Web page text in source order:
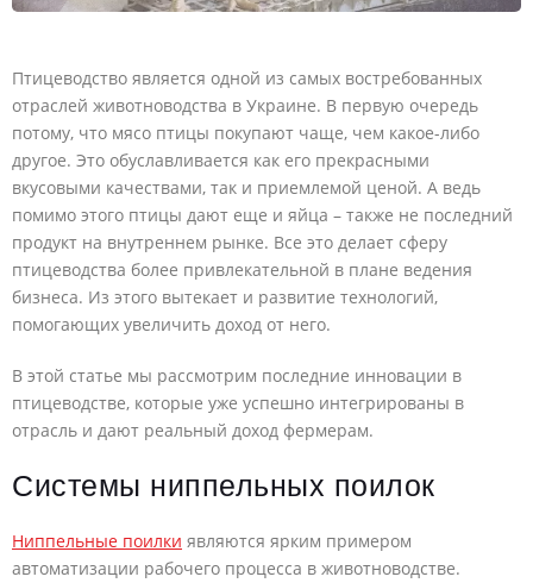
Птицеводство является одной из самых востребованных
отраслей животноводства в Украине. В первую очередь
потому, что мясо птицы покупают чаще, чем какое-либо
другое. Это обуславливается как его прекрасными
вкусовыми качествами, так и приемлемой ценой. А ведь
помимо этого птицы дают еще и яйца – также не последний
продукт на внутреннем рынке. Все это делает сферу
птицеводства более привлекательной в плане ведения
бизнеса. Из этого вытекает и развитие технологий,
помогающих увеличить доход от него.
В этой статье мы рассмотрим последние инновации в
птицеводстве, которые уже успешно интегрированы в
отрасль и дают реальный доход фермерам.
Системы ниппельных поилок
Ниппельные поилки являются ярким примером
автоматизации рабочего процесса в животноводстве.